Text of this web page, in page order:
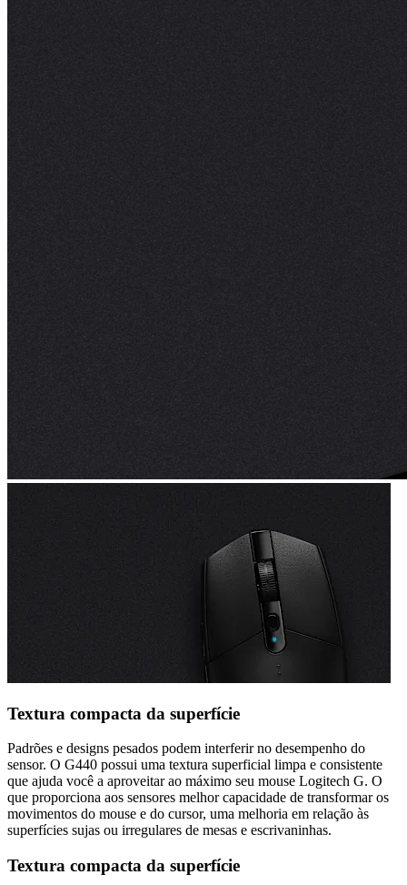
Textura compacta da superfície
Padrões e designs pesados podem interferir no desempenho do
sensor. O G440 possui uma textura superficial limpa e consistente
que ajuda você a aproveitar ao máximo seu mouse Logitech G. O
que proporciona aos sensores melhor capacidade de transformar os
movimentos do mouse e do cursor, uma melhoria em relação às
superfícies sujas ou irregulares de mesas e escrivaninhas.
Textura compacta da superfície